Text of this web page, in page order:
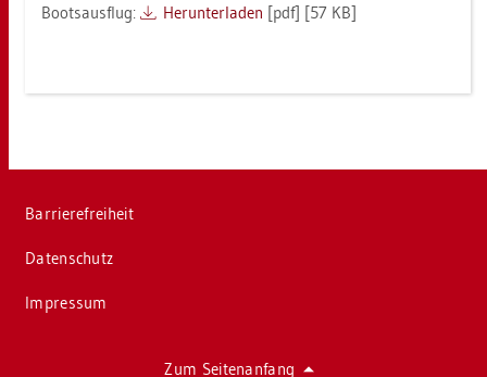
Boots­aus­flug:
Her­un­ter­la­den [pdf] [57 KB]
Bar­rie­re­frei­heit
Da­ten­schutz
Im­pres­sum
Zum Sei­ten­an­fang